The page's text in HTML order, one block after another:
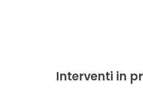
Interventi in